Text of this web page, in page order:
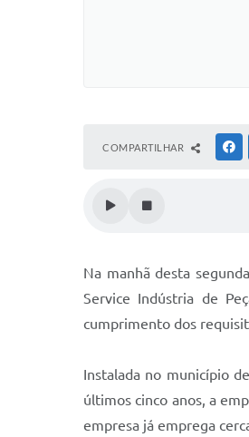
COMPARTILHAR
Na manhã desta
Service Indústria de
cumprimento dos
Instalada no município
últimos cinco anos, a
empresa já emprega